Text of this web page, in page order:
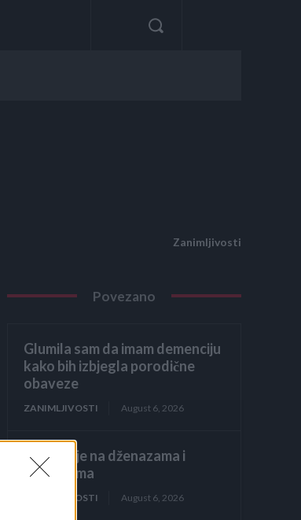
Zanimljivosti
Povezano
Glumila sam da imam demenciju
kako bih izbjegla porodične
obaveze
ZANIMLJIVOSTI August 6, 2026
Licemjerje na dženazama i
sahranama
ZANIMLJIVOSTI August 6, 2026